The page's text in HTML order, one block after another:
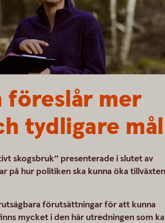
föreslår mer
tydligare mål
skogsbruk” presenterade i slutet av
på hur politiken ska kunna öka tillväxten
förutsättningar för att kunna
mycket i den här utredningen som